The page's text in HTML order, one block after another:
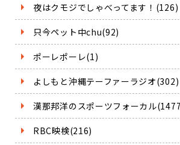
夜はクモジでしゃべってます！(126)
只今ペット中chu(92)
ポーレポーレ(1)
よしもと沖縄テーファーラジオ(302)
漢那邦洋のスポーツフォーカル
RBC映検(216)